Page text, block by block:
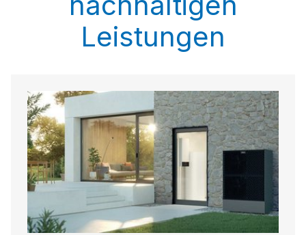
Leistungen